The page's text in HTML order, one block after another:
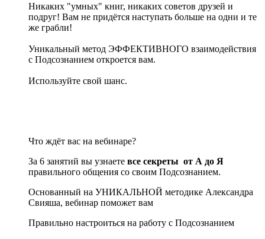
Никаких "умных" книг, никаких советов друзей и
подруг! Вам не придётся наступать больше на одни и те
же грабли!
Уникальный метод ЭФФЕКТИВНОГО взаимодействия
с Подсознанием откроется вам.
Используйте свой шанс.
Что ждёт вас на вебинаре?
За 6 занятий вы узнаете все секреты от А до Я
правильного общения со своим Подсознанием.
Основанный на УНИКАЛЬНОЙ методике Александра
Свияша, вебинар поможет вам
Правильно настроиться на работу с Подсознанием